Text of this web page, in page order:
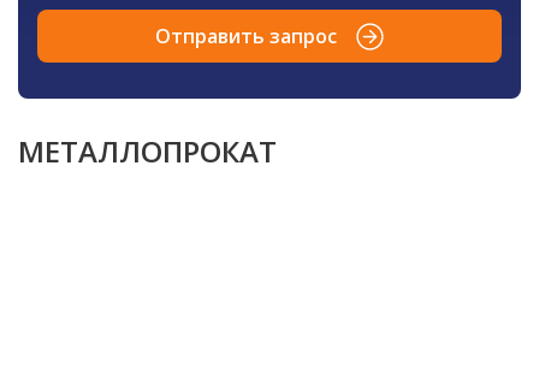
Отправить запрос
МЕТАЛЛОПРОКАТ